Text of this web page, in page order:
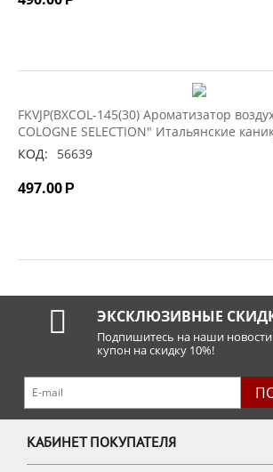
FKVJP(BXCOL-145(30) Ароматизатор
COLOGNE SELECTION" Итальянские
КОД:
56639
497.00 Р
ЭКСКЛЮЗИВНЫЕ
Подпишитесь на наши
купон на скидку 10%!
КАБИНЕТ ПОКУПАТЕЛЯ